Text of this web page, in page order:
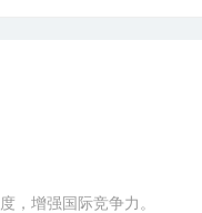
，增强国际竞争力。